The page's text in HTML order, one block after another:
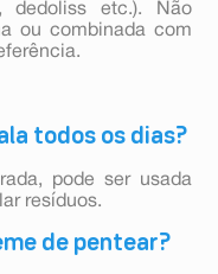
dedoliss etc.). Não
ou combinada com
todos os dias?
pode ser usada
resíduos.
de pentear?